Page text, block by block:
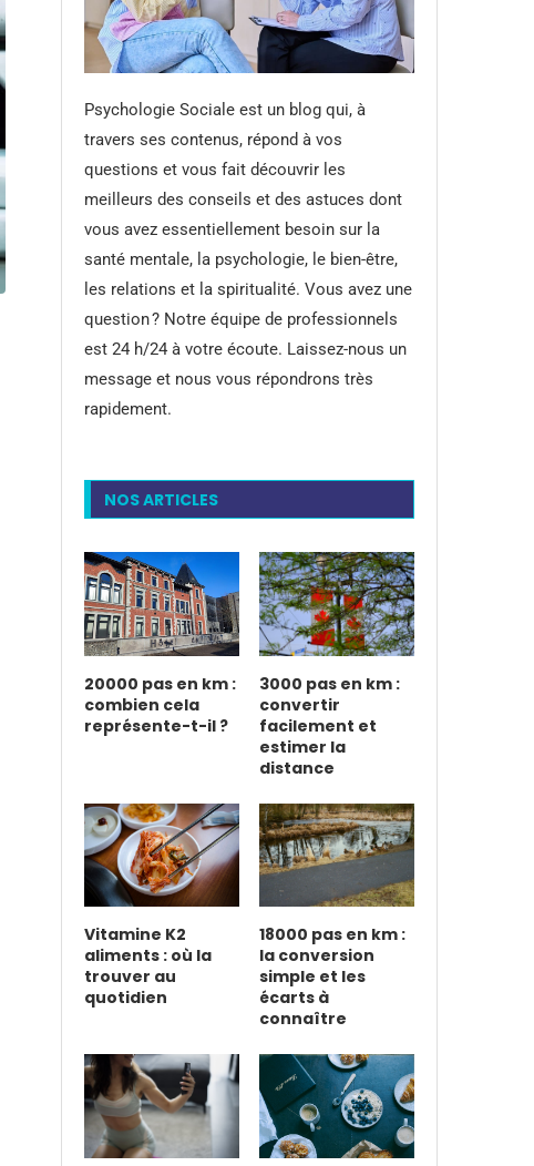
Psychologie Sociale est un blog qui, à
travers ses contenus, répond à vos
questions et vous fait découvrir les
meilleurs des conseils et des astuces dont
vous avez essentiellement besoin sur la
santé mentale, la psychologie, le bien-être,
les relations et la spiritualité. Vous avez une
question ? Notre équipe de professionnels
est 24 h/24 à votre écoute. Laissez-nous un
message et nous vous répondrons très
rapidement.
NOS ARTICLES
20000 pas en km :
combien cela
représente-t-il ?
3000 pas en km :
convertir
facilement et
estimer la
distance
Vitamine K2
aliments : où la
trouver au
quotidien
18000 pas en km :
la conversion
simple et les
écarts à
connaître